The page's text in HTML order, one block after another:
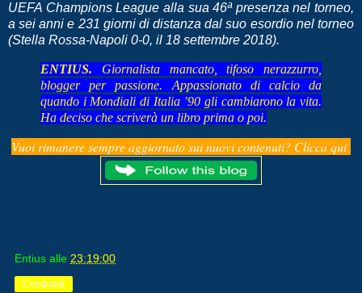
UEFA Champions League alla sua 46ª presenza nel torneo,
a sei anni e 231 giorni di distanza dal suo esordio nel torneo
(Stella Rossa-Napoli 0-0, il 18 settembre 2018).
ENTIUS. Giornalista mancato, tifoso nerazzurro,
blogger per passione. Appassionato di calcio da
quando i Mondiali di Italia ’90 gli cambiarono la vita.
Ha deciso che scriverà un libro prima o poi.
Vuoi rimanere sempre aggiornato sui nuovi contenuti? Clicca qui
Entius alle 23:19:00
Condividi